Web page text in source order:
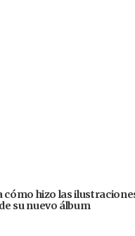
hizo las
su nuevo álbum